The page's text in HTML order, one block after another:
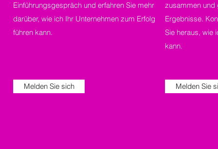
Einführungsgespräch und erfahren Sie mehr
darüber, wie ich Ihr Unternehmen zum Erfolg
führen kann.
Melden Sie sich
zusammen und
Ergebnisse.
Sie heraus, wie
kann.
Melden Sie